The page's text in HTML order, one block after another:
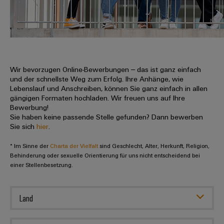
erlebbar
werden.
Datencenter
Produkte
für
Rechenzentren
–
effizient,
zuverlässig,
skalierbar
Energiespeicher
Lösungen
und
Anschlusstechnologie
DC-
u-
OS
Edge
Computing
Industrial
5G
Single
Leiterplattenklemmen
Gehäusesysteme
komponenten
Kabeleinführungssysteme
und
-
komponenten
Anschlussleitungen,
Patchkabel
Fast
Delivery
Beratung
und
digitale
Planung
easyConnect
-
Ihre
uns
Promotionfahrzeug
Distribution
Info
für
unsere
Partner
Vertrieb
Weidmüller
Zahlen
Unser
Vorstand
Nachhaltigkeit
Academy
People
Karriere
Stellen
für
Berufserfahrene
Für
Studierende
Werkstudententätigkeiten
Praktika
Abschlussarbeiten
Wir bevorzugen Online-Bewerbungen – das ist ganz einfach
und der schnellste Weg zum Erfolg. Ihre Anhänge, wie
Lebenslauf und Anschreiben, können Sie ganz einfach in allen
gängigen Formaten hochladen. Wir freuen uns auf Ihre
Bewerbung!
Sie haben keine passende Stelle gefunden? Dann bewerben
Sie sichhier
* Im Sinne der Charta der Vielfalt sind Geschlecht, Alter, Herkunft, Religion,
Behinderung oder sexuelle Orientierung für uns nicht entscheidend bei
einer Stellenbesetzung.
Land